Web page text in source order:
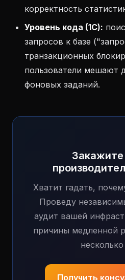
корректность
Уровень кода (1С):
запросов к базе
транзакционных
пользователи мешают
фоновых заданий.
Хватит гадать,
Проведу
аудит вашей
причины медленной
Получить